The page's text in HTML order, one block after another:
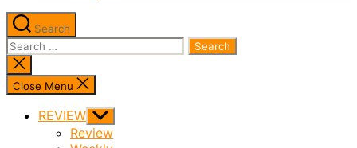
Search
Search
for:
Close
search
Close Menu
REVIEW Show
sub
menu
Review